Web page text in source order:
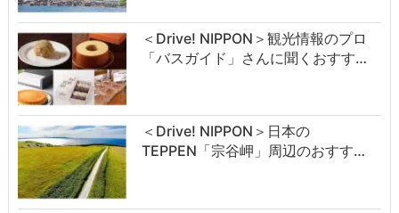
＜Drive! NIPPON＞観光情報のプロ
「バスガイド」さんに聞くおすす…
＜Drive! NIPPON＞日本の
TEPPEN「宗谷岬」周辺のおすす…